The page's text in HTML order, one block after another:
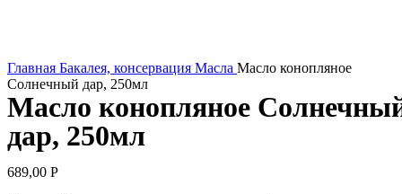
Главная Бакалея, консервация Масла Масло конопляное
Солнечный дар, 250мл
Масло конопляное
дар, 250мл
689,00 Р